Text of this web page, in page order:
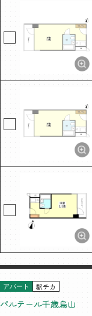
アパート 駅チカ
パルテール千歳烏山